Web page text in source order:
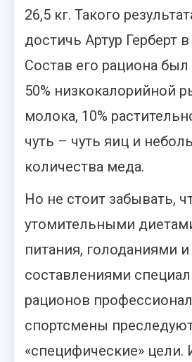
26,5 кг. Такого
достичь Артур Герберт в
Состав его рациона
50% низкокалорийной
молока, 10%
чуть – чуть яиц и
количества меда.
Но не стоит забывать,
утомительными
питания, голоданиями и
составлениями
рационов
спортсмены
«специфические» цели.